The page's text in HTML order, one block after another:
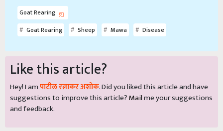
Goat Rearing
Goat Rearing
Sheep Mawa Disease
Like this article?
Hey! I amपाटील रत्नाकर अशोक. Did you liked this article and have
suggestions to improve this article?Mailme your suggestions
and feedback.